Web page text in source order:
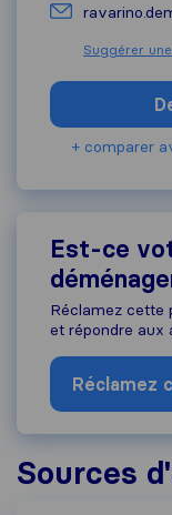
Suggérer
+ comparer
Est-ce
Réclamez cette
et répondre aux
Réclamez
Sources